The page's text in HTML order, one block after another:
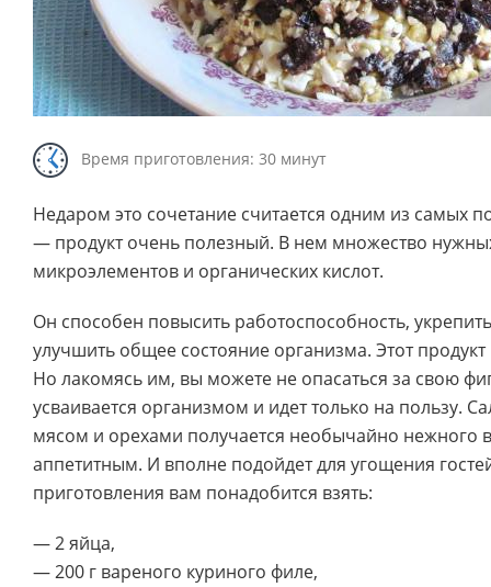
Время приготовления: 30 минут
Недаром это сочетание считается одним из самых
— продукт очень полезный. В нем множество
микроэлементов и органических кислот.
Он способен повысить работоспособность,
улучшить общее состояние организма. Этот
Но лакомясь им, вы можете не опасаться за свою
усваивается организмом и идет только на пользу.
мясом и орехами получается необычайно нежного
аппетитным. И вполне подойдет для угощения
приготовления вам понадобится взять:
— 2 яйца,
— 200 г вареного куриного филе,